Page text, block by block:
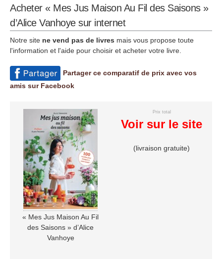
Acheter « Mes Jus Maison Au Fil des Saisons »
d’Alice Vanhoye sur internet
Notre site ne vend pas de livres mais vous propose toute
l'information et l'aide pour choisir et acheter votre livre.
Partager ce comparatif de prix avec vos
amis sur Facebook
« Mes Jus Maison Au Fil
des Saisons » d’Alice
Vanhoye
Prix total
Voir sur le site
(livraison gratuite)